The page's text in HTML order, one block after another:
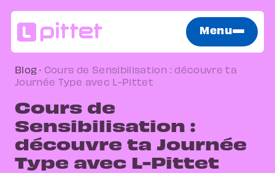
Menu
Blog · Cours de Sensibilisation : découvre ta
Journée Type avec L-Pittet
Cours de
Sensibilisation :
découvre ta Journée
Type avec L-Pittet